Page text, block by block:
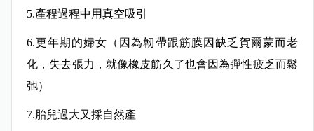
5.產程過程中用真空吸引
6.更年期的婦女（因為韌帶跟筋膜因缺乏賀爾蒙而老
化，失去張力，就像橡皮筋久了也會因為彈性疲乏而鬆
弛）
7.胎兒過大又採自然產